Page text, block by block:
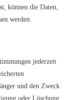
können die Daten,
werden.
jederzeit
und den Zweck
oder Löschung